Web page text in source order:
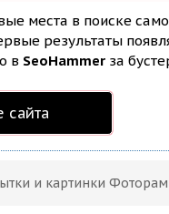
места в поиске
результаты
в SeoHammer за
сайта
и картинки